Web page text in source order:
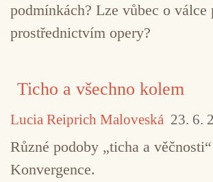
podmínkách? Lze vůbec o válce
prostřednictvím opery?
Ticho a všechno kolem
Lucia Reiprich Maloveská 23. 6.
Různé podoby „ticha a
Konvergence.